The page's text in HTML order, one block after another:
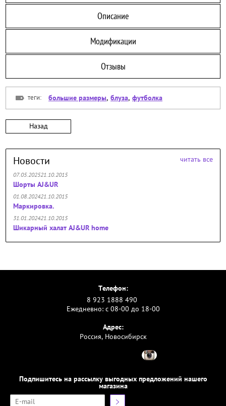
Описание
Модификации
Отзывы
теги: большие размеры, блуза, футболка
Назад
Новости читать все
07.05.202521.10.2015
Шорты AJ&UR
01.08.202421.10.2015
Маркировка.
31.01.202421.10.2015
Шикарный халат AJ&UR home
Телефон:
8 923 1888 490
Ежедневно: с 08-00 до 18-00
Адрес:
Россия, Новосибирск
Подпишитесь на рассылку выгодных предложений нашего
магазина